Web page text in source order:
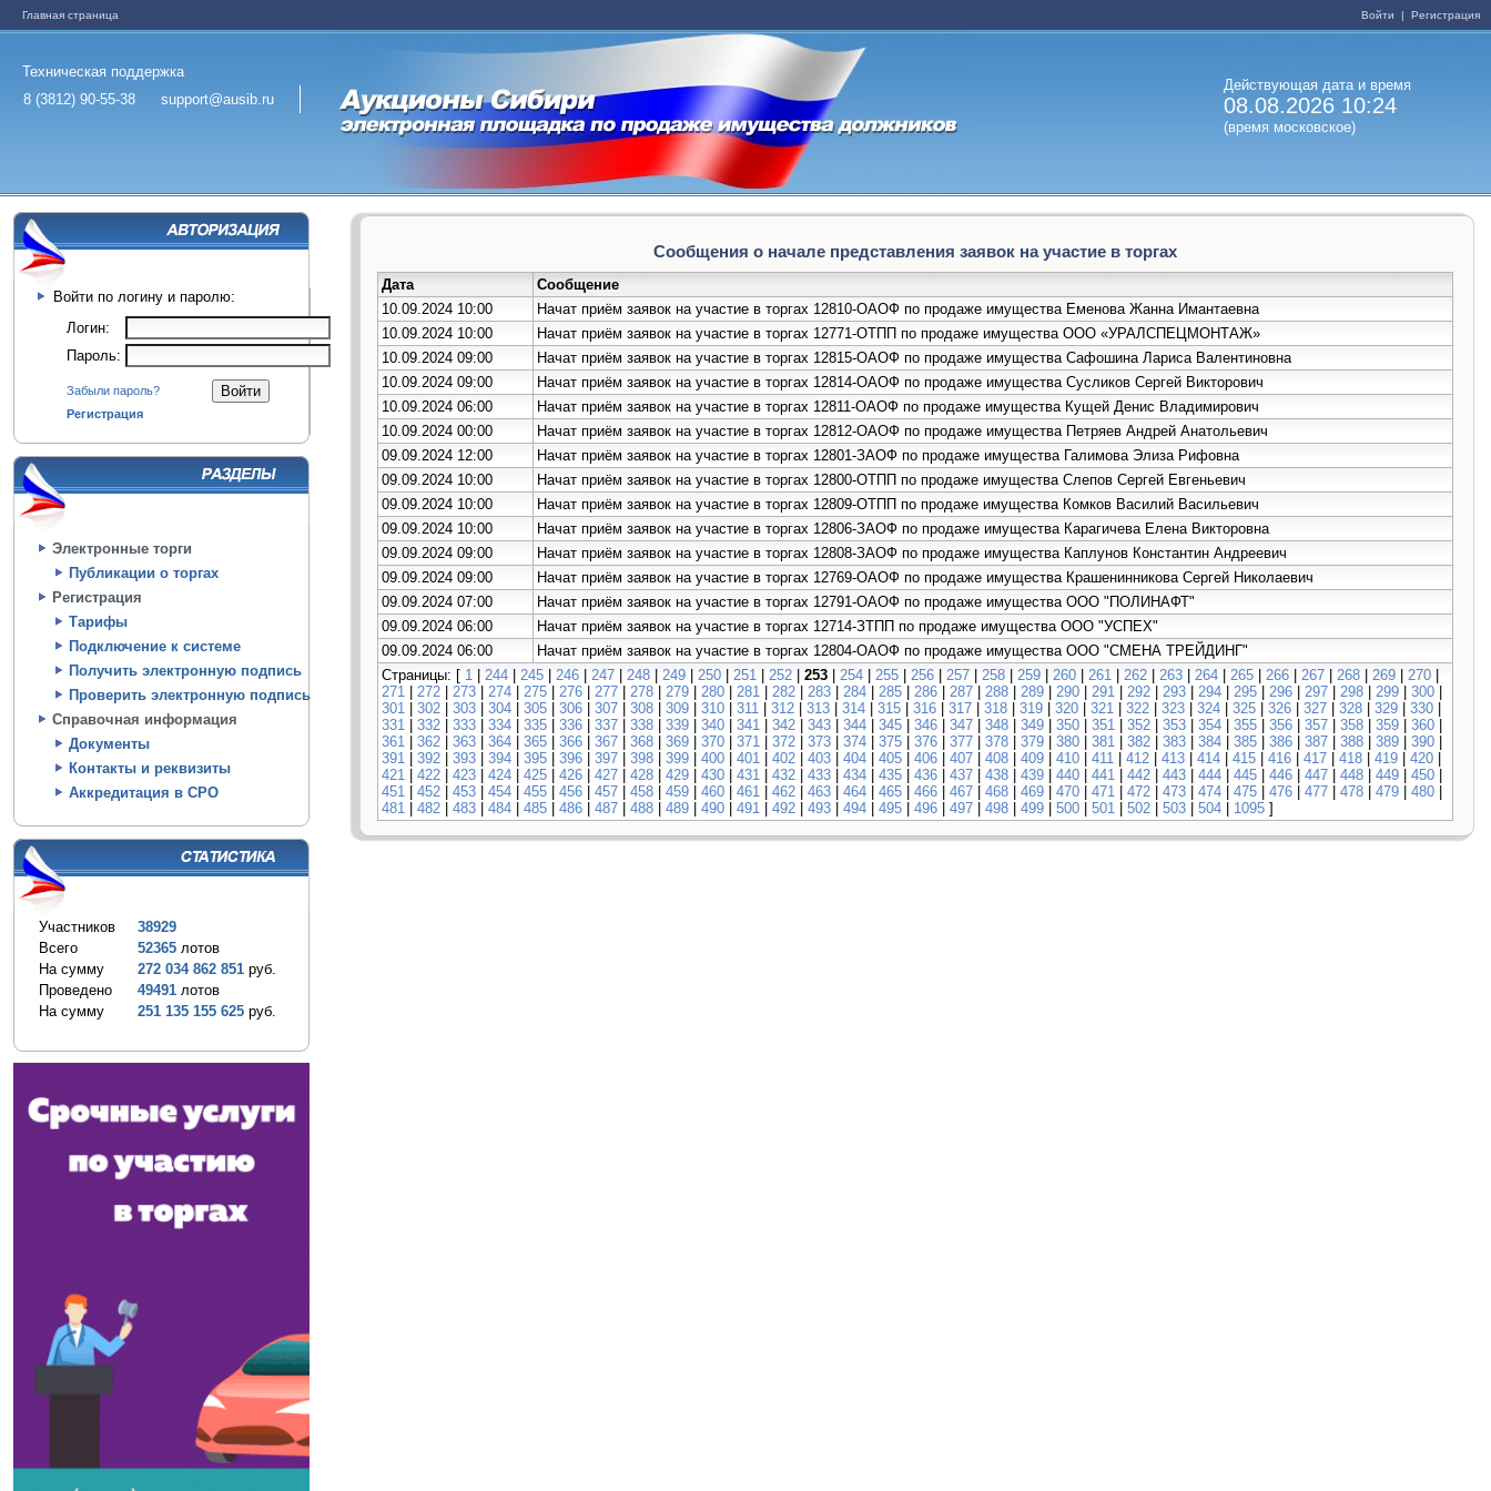
Главная страница Войти | Регистрация
Техническая поддержка
8 (3812) 90-55-38
support@ausib.ru
Действующая дата и время
08.08.2026 10:24
(время московское)
Войти по логину и паролю:
Логин:
Пароль:
Забыли пароль?
Регистрация
Электронные торги
Публикации о торгах
Регистрация
Тарифы
Подключение к системе
Получить электронную подпись
Проверить электронную подпись
Справочная информация
Документы
Контакты и реквизиты
Аккредитация в СРО
Участников
38929
Всего
52365 лотов
На сумму
272 034 862 851 руб.
Проведено
49491 лотов
На сумму
251 135 155 625 руб.
Сообщения о начале представления заявок на участие в торгах
Дата
Сообщение
10.09.2024 10:00
Начат приём заявок на участие в торгах 12810-ОАОФ по продаже имущества Еменова Жанна Имантаевна
10.09.2024 10:00
Начат приём заявок на участие в торгах 12771-ОТПП по продаже имущества ООО «УРАЛСПЕЦМОНТАЖ»
10.09.2024 09:00
Начат приём заявок на участие в торгах 12815-ОАОФ по продаже имущества Сафошина Лариса Валентиновна
10.09.2024 09:00
Начат приём заявок на участие в торгах 12814-ОАОФ по продаже имущества Сусликов Сергей Викторович
10.09.2024 06:00
Начат приём заявок на участие в торгах 12811-ОАОФ по продаже имущества Кущей Денис Владимирович
10.09.2024 00:00
Начат приём заявок на участие в торгах 12812-ОАОФ по продаже имущества Петряев Андрей Анатольевич
09.09.2024 12:00
Начат приём заявок на участие в торгах 12801-ЗАОФ по продаже имущества Галимова Элиза Рифовна
09.09.2024 10:00
Начат приём заявок на участие в торгах 12800-ОТПП по продаже имущества Слепов Сергей Евгеньевич
09.09.2024 10:00
Начат приём заявок на участие в торгах 12809-ОТПП по продаже имущества Комков Василий Васильевич
09.09.2024 10:00
Начат приём заявок на участие в торгах 12806-ЗАОФ по продаже имущества Карагичева Елена Викторовна
09.09.2024 09:00
Начат приём заявок на участие в торгах 12808-ЗАОФ по продаже имущества Каплунов Константин Андреевич
09.09.2024 09:00
Начат приём заявок на участие в торгах 12769-ОАОФ по продаже имущества Крашенинникова Сергей Николаевич
09.09.2024 07:00
Начат приём заявок на участие в торгах 12791-ОАОФ по продаже имущества ООО "ПОЛИНАФТ"
09.09.2024 06:00
Начат приём заявок на участие в торгах 12714-ЗТПП по продаже имущества ООО "УСПЕХ"
09.09.2024 06:00
Начат приём заявок на участие в торгах 12804-ОАОФ по продаже имущества ООО "СМЕНА ТРЕЙДИНГ"
Страницы: [ 1 | 244 | 245 | 246 | 247 | 248 | 249 | 250 | 251 | 252 | 253 | 254 | 255 | 256 | 257 | 258 | 259 | 260 | 261 | 262 | 263 | 264 | 265 | 266 | 267 | 268 | 269 | 270 |
271 | 272 | 273 | 274 | 275 | 276 | 277 | 278 | 279 | 280 | 281 | 282 | 283 | 284 | 285 | 286 | 287 | 288 | 289 | 290 | 291 | 292 | 293 | 294 | 295 | 296 | 297 | 298 | 299 | 300 |
301 | 302 | 303 | 304 | 305 | 306 | 307 | 308 | 309 | 310 | 311 | 312 | 313 | 314 | 315 | 316 | 317 | 318 | 319 | 320 | 321 | 322 | 323 | 324 | 325 | 326 | 327 | 328 | 329 | 330 |
331 | 332 | 333 | 334 | 335 | 336 | 337 | 338 | 339 | 340 | 341 | 342 | 343 | 344 | 345 | 346 | 347 | 348 | 349 | 350 | 351 | 352 | 353 | 354 | 355 | 356 | 357 | 358 | 359 | 360 |
361 | 362 | 363 | 364 | 365 | 366 | 367 | 368 | 369 | 370 | 371 | 372 | 373 | 374 | 375 | 376 | 377 | 378 | 379 | 380 | 381 | 382 | 383 | 384 | 385 | 386 | 387 | 388 | 389 | 390 |
391 | 392 | 393 | 394 | 395 | 396 | 397 | 398 | 399 | 400 | 401 | 402 | 403 | 404 | 405 | 406 | 407 | 408 | 409 | 410 | 411 | 412 | 413 | 414 | 415 | 416 | 417 | 418 | 419 | 420 |
421 | 422 | 423 | 424 | 425 | 426 | 427 | 428 | 429 | 430 | 431 | 432 | 433 | 434 | 435 | 436 | 437 | 438 | 439 | 440 | 441 | 442 | 443 | 444 | 445 | 446 | 447 | 448 | 449 | 450 |
451 | 452 | 453 | 454 | 455 | 456 | 457 | 458 | 459 | 460 | 461 | 462 | 463 | 464 | 465 | 466 | 467 | 468 | 469 | 470 | 471 | 472 | 473 | 474 | 475 | 476 | 477 | 478 | 479 | 480 |
481 | 482 | 483 | 484 | 485 | 486 | 487 | 488 | 489 | 490 | 491 | 492 | 493 | 494 | 495 | 496 | 497 | 498 | 499 | 500 | 501 | 502 | 503 | 504 | 1095 ]